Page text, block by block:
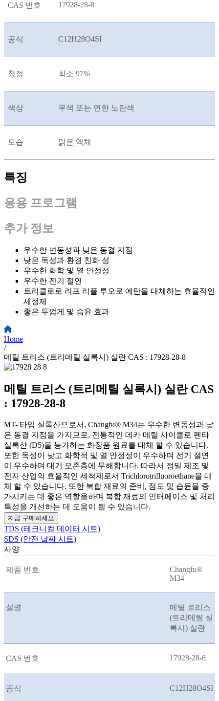
CAS 번호 17928-28-8
공식 C12H28O4SI
청정 최소 97%
색상 무색 또는 연한 노란색
모습 맑은 액체
특징
응용 프로그램
추가 정보
우수한 변동성과 낮은 동결 지점
낮은 독성과 환경 친화 성
우수한 화학 및 열 안정성
우수한 전기 절연
트리클로로 리프 리플 루오로 에탄을 대체하는 효율적인
세정제
좋은 두껍게 및 습윤 효과
Home
/
메틸 트리스 (트리메틸 실록시) 실란 CAS : 17928-28-8
메틸 트리스 (트리메틸 실록시) 실란 CAS
: 17928-28-8
MT- 타입 실록산으로서, Changfu® M34는 우수한 변동성과 낮
은 동결 지점을 가지므로, 전통적인 데카 메틸 사이클로 펜타
실록산 (D5)을 능가하는 화장품 원료를 대체 할 수 있습니다.
또한 독성이 낮고 화학적 및 열 안정성이 우수하며 전기 절연
이 우수하며 대기 오존층에 무해합니다. 따라서 정밀 제조 및
전자 산업의 효율적인 세척제로서 Trichlorotrifluoroethane을 대
체 할 수 있습니다. 또한 복합 재료의 준비, 점도 및 습윤을 증
가시키는 데 좋은 역할을하며 복합 재료의 인터페이스 및 처리
특성을 개선하는 데 도움이 될 수 있습니다.
지금 구매하세요
TDS (테크니컬 데이터 시트)
SDS (안전 날짜 시트)
사양
제품 번호
Changfu®
M34
설명
메틸 트리스
(트리메틸 실
록시) 실란
CAS 번호 17928-28-8
공식 C12H28O4SI